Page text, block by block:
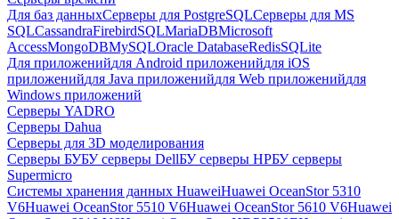
Для баз данныхСерверы для PostgreSQLСерверы для MS
SQLCassandraFirebirdSQLMariaDBMicrosoft
AccessMongoDBMySQLOracle DatabaseRedisSQLite
Для приложенийдля Android приложенийдля iOS
приложенийдля Java приложенийдля Web приложенийдля
Windows приложений
Серверы YADRO
Серверы Dahua
Серверы для 3D моделирования
Серверы БУБУ серверы DellБУ серверы HPБУ серверы
Supermicro
Системы хранения данных HuaweiHuawei OceanStor 5310
V6Huawei OceanStor 5510 V6Huawei OceanStor 5610 V6Huawei